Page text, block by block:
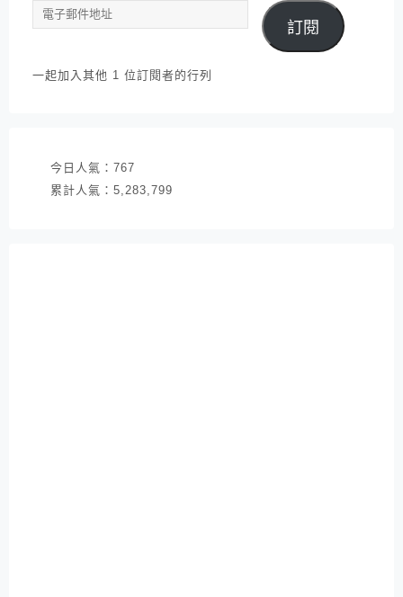
電
子
件
訂閱
一起加入其他 1 位訂閱者的行列
今日人氣： 767
累計人氣： 5,283,799